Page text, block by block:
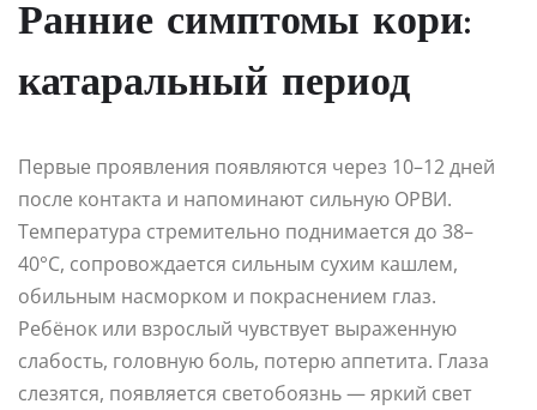
Ранние симптомы кори:
катаральный период
Первые проявления появляются через 10–12 дней
после контакта и напоминают сильную ОРВИ.
Температура стремительно поднимается до 38–
40°C, сопровождается сильным сухим кашлем,
обильным насморком и покраснением глаз.
Ребёнок или взрослый чувствует выраженную
слабость, головную боль, потерю аппетита. Глаза
слезятся, появляется светобоязнь — яркий свет